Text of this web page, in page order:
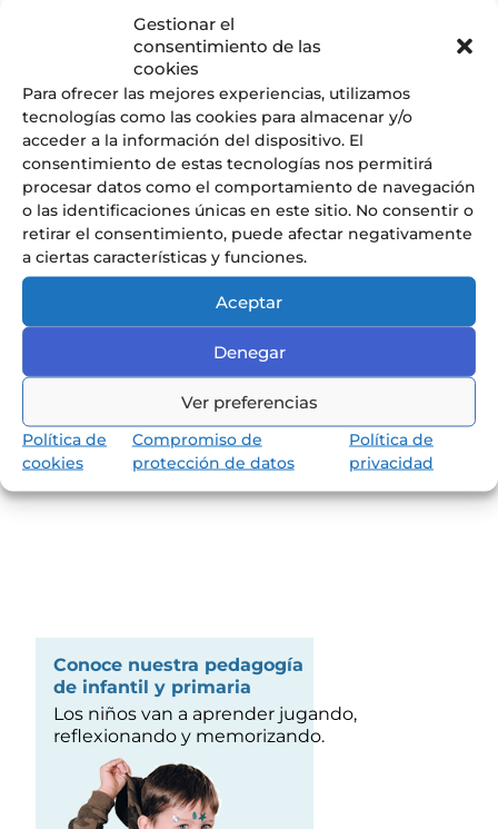
Gestionar el
consentimiento de las
cookies
Para ofrecer las mejores experiencias, utilizamos
tecnologías como las cookies para almacenar y/o
acceder a la información del dispositivo. El
consentimiento de estas tecnologías nos permitirá
procesar datos como el comportamiento de navegación
o las identificaciones únicas en este sitio. No consentir o
retirar el consentimiento, puede afectar negativamente
a ciertas características y funciones.
Aceptar
Denegar
Ver preferencias
Política de
cookies
Compromiso de
protección de datos
Política de
privacidad
brillamment représenté notre lycée. ...
« Entrées précédentes
Articles récents
CONSEILLER PRINCIPAL D’EDUCATION
Remise des diplômes CM2 : quand la fin d’une étape est, en
réalité, le début de tout
OFFRE D’EMPLOI: PROFESSEUR D’HISTOIRE
Commentaires récents
Conoce nuestra pedagogía
de infantil y primaria
Los niños van a aprender jugando,
reflexionando y memorizando.